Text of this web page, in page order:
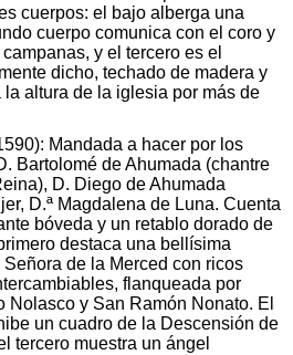
cuerpos: el bajo alberga una
cuerpo comunica con el coro y
y el tercero es el
dicho, techado de madera y
altura de la iglesia por más de
Mandada a hacer por los
Bartolomé de Ahumada (chantre
D. Diego de Ahumada
D.ª Magdalena de Luna. Cuenta
bóveda y un retablo dorado de
destaca una bellísima
de la Merced con ricos
flanqueada por
Nolasco y San Ramón Nonato. El
un cuadro de la Descensión de
tercero muestra un ángel